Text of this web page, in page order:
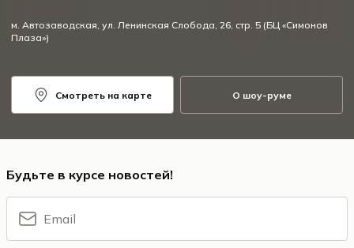
м. Автозаводская, ул. Ленинская Слобода, 26, стр. 5 (БЦ «Симонов
Плаза»)
Смотреть на карте О шоу-руме
Будьте в курсе новостей!